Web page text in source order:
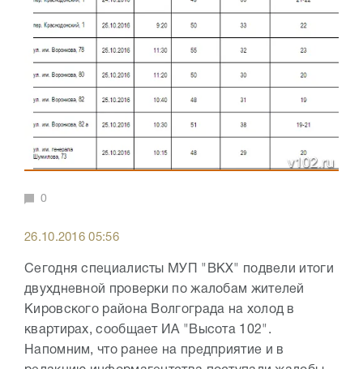
0
26.10.2016 05:56
Сегодня специалисты МУП "ВКХ" подвели итоги
двухдневной проверки по жалобам жителей
Кировского района Волгограда на холод в
квартирах, сообщает ИА "Высота 102".
Напомним, что ранее на предприятие и в